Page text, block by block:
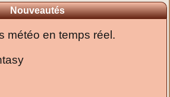
Nouveautés
météo en temps réel.